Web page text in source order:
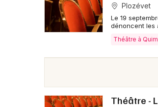
Plozévet
Le 19
dénoncent les
Théâtre à
Théâtre -